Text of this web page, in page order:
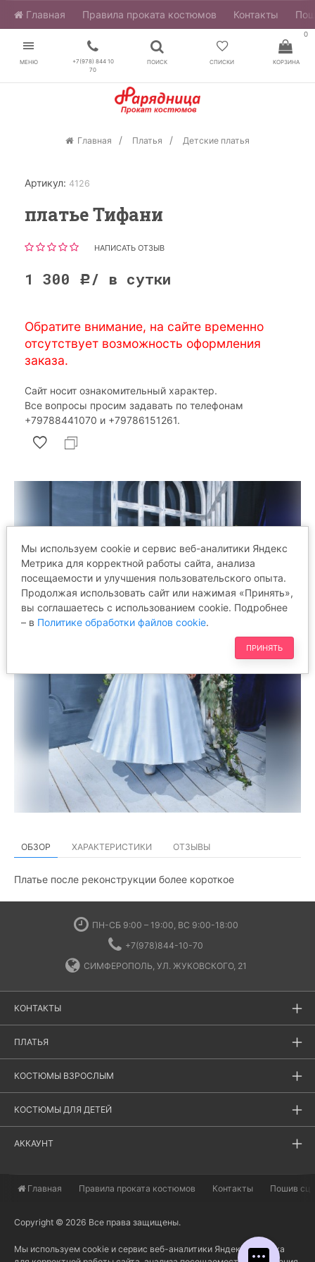
Главная ​Правила проката костюмов Контакты
МЕНЮ
+7(978) 844 10
70
ПОИСК СПИСКИ
0
КОРЗИНА
Главная Платья Детские платья
Артикул: 4126
платье Тифани
НАПИСАТЬ ОТЗЫВ
1 300 Р / в сутки
Обратите внимание, на сайте временно
отсутствует возможность оформления
заказа.
Сайт носит ознакомительный характер.
Все вопросы просим задавать по телефонам
‎+79788441070 и ‎+79786151261.
ОБЗОР ХАРАКТЕРИСТИКИ ОТЗЫВЫ
Платье после реконструкции более короткое
ПН-СБ 9:00 – 19:00, ВС 9:00-18:00
+7(978)844-10-70
СИМФЕРОПОЛЬ, УЛ. ЖУКОВСКОГО, 21
КОНТАКТЫ
ПЛАТЬЯ
КОСТЮМЫ ВЗРОСЛЫМ
КОСТЮМЫ ДЛЯ ДЕТЕЙ
АККАУНТ
Главная ​Правила проката костюмов Контакты Пошив
Copyright © 2026 Все права защищены.
Мы используем cookie и сервис веб-аналитики Яндекс Метрика
Мы используем cookie и сервис веб-аналитики Яндекс
Метрика для корректной работы сайта, анализа
посещаемости и улучшения пользовательского опыта.
Продолжая использовать сайт или нажимая «Принять»,
вы соглашаетесь с использованием cookie. Подробнее
– в Политике обработки файлов cookie.
ПРИНЯТЬ